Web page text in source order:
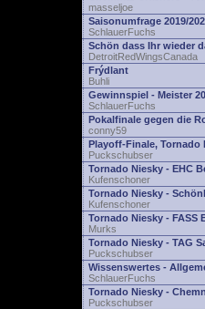
masseljoe
Saisonumfrage 2019/
SchlauerFuchs
Schön dass Ihr wieder
DetroitRedWingsCanada
Frýdlant
Buhli
Gewinnspiel - Meister
SchlauerFuchs
Pokalfinale gegen die
conny59
Playoff-Finale, Tornado
Puckschubser
Tornado Niesky - EHC
Kufenschoner
Tornado Niesky -
Kufenschoner
Tornado Niesky - FASS
Murks
Tornado Niesky - TAG
Puckschubser
Wissenswertes -
SchlauerFuchs
Tornado Niesky -
Puckschubser